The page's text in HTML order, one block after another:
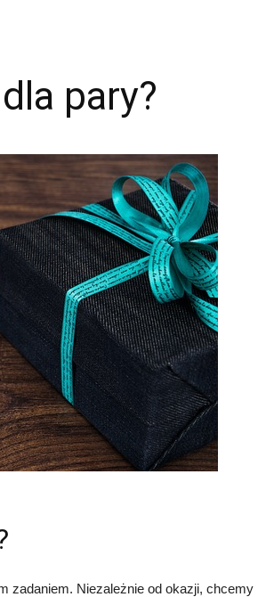
pary?
zadaniem. Niezależnie od okazji, chcemy